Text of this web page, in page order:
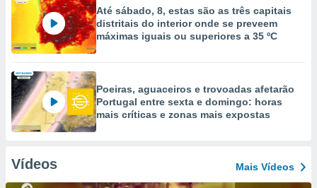
Até sábado, 8, estas são as três capitais
distritais do interior onde se preveem
máximas iguais ou superiores a 35 ºC
Poeiras, aguaceiros e trovoadas afetarão
Portugal entre sexta e domingo: horas
mais críticas e zonas mais expostas
Vídeos Mais Vídeos